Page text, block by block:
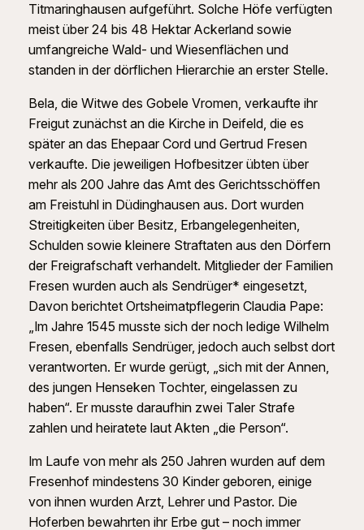
Titmaringhausen aufgeführt. Solche Höfe verfügten
meist über 24 bis 48 Hektar Ackerland sowie
umfangreiche Wald- und Wiesenflächen und
standen in der dörflichen Hierarchie an erster Stelle.
Bela, die Witwe des Gobele Vromen, verkaufte ihr
Freigut zunächst an die Kirche in Deifeld, die es
später an das Ehepaar Cord und Gertrud Fresen
verkaufte. Die jeweiligen Hofbesitzer übten über
mehr als 200 Jahre das Amt des Gerichtsschöffen
am Freistuhl in Düdinghausen aus. Dort wurden
Streitigkeiten über Besitz, Erbangelegenheiten,
Schulden sowie kleinere Straftaten aus den Dörfern
der Freigrafschaft verhandelt. Mitglieder der Familien
Fresen wurden auch als Sendrüger* eingesetzt,
Davon berichtet Ortsheimatpflegerin Claudia Pape:
„Im Jahre 1545 musste sich der noch ledige Wilhelm
Fresen, ebenfalls Sendrüger, jedoch auch selbst dort
verantworten. Er wurde gerügt, „sich mit der Annen,
des jungen Henseken Tochter, eingelassen zu
haben“. Er musste daraufhin zwei Taler Strafe
zahlen und heiratete laut Akten „die Person“.
Im Laufe von mehr als 250 Jahren wurden auf dem
Fresenhof mindestens 30 Kinder geboren, einige
von ihnen wurden Arzt, Lehrer und Pastor. Die
Hoferben bewahrten ihr Erbe gut – noch immer